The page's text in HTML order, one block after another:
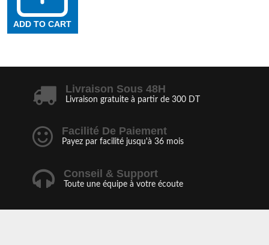
ADD TO CART
Livraison Sous 48H
Livraison gratuite à partir de 300 DT
Facilité De Paiement
Payez par facilité jusqu'à 36 mois
Conseil & Support
Toute une équipe à votre écoute